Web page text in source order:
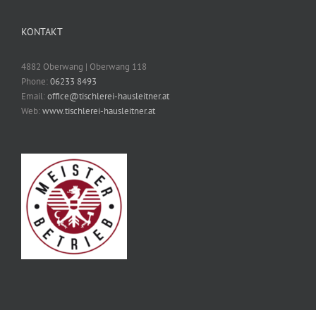
KONTAKT
4882 Oberwang | Oberwang 118
Phone:06233 8493
Email:office@tischlerei-hausleitner.at
Web:www.tischlerei-hausleitner.at